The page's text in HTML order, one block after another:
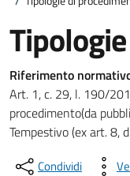
Riferimento
Art. 1, c. 29, l. 190/
procedimento(da
Tempestivo (ex art. 8,
Condividi